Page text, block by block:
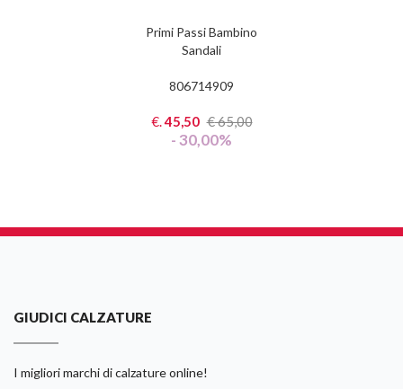
Primi Passi Bambino
Sandali
806714909
€.45,50 €65,00
- 30,00%
GIUDICI CALZATURE
I migliori marchi di calzature online!